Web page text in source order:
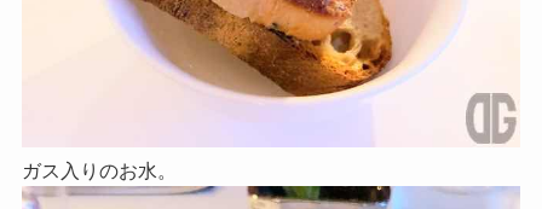
ガス入りのお水。